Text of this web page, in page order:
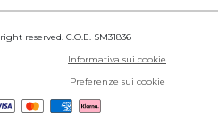
reserved. C.O.E. SM31836
Informativa sui cookie
Preferenze sui cookie